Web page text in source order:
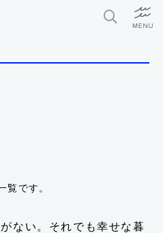
覧です。
ない。それでも幸せな暮
らしとは？